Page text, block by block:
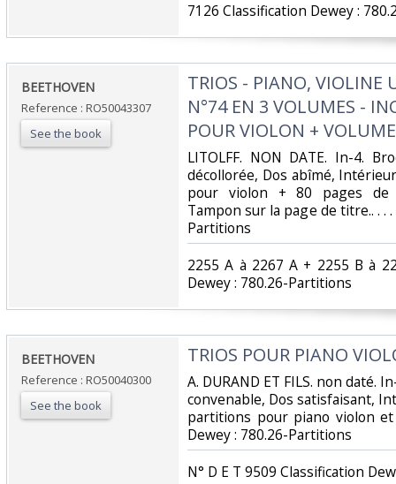
‎7126 Classification Dewey :
‎BEETHOVEN‎
Reference : RO50043307
See the book
‎TRIOS - PIANO, VIOLINE
N°74 EN 3 VOLUMES -
POUR VIOLON +
‎LITOLFF. NON DATE. In-4.
décollorée, Dos abîmé,
pour violon + 80 pages de
Tampon sur la page de titre.. . .
Partitions‎
‎2255 A à 2267 A + 2255 B à
Dewey : 780.26-Partitions‎
‎BEETHOVEN‎
Reference : RO50040300
See the book
‎TRIOS POUR PIANO
‎A. DURAND ET FILS. non daté.
convenable, Dos satisfaisant,
partitions pour piano violon et
Dewey : 780.26-Partitions‎
‎N° D E T 9509 Classification